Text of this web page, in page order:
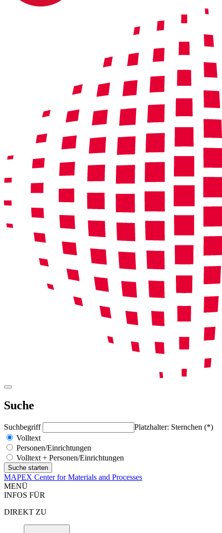
Suche
Suchbegriff
Platzhalter: Sternchen (*)
Volltext
Personen/Einrichtungen
Volltext + Personen/Einrichtungen
MAPEX Center for Materials and Processes
MENÜ
INFOS FÜR
DIREKT ZU